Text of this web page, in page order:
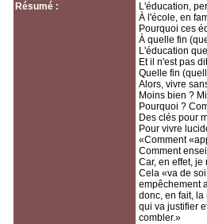
Résumé :
L'éducation,
À l'école, en
Pourquoi ces
À quelle fin
L'éducation
Et il n'est pas
Quelle fin
Alors, vivre
Moins bien ?
Pourquoi ?
Des clés pour
Pour vivre
«Comment
Comment
Car, en effet,
Cela «va de
empêchement
donc, en fait,
qui va justifier
combler.»